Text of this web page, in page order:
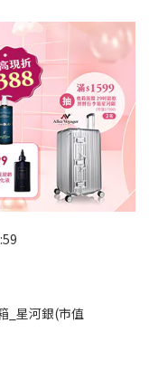
_星河銀(市值